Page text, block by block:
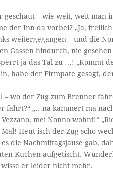
geschaut – wie weit, weit man
der Inn da vorbei? „Ja,
weitergegangen – und die
Gassen hindurch, nie
ja das Tal zu …! „Kommt
habe der Firmpate gesagt,
wo der Zug zum Brenner
fahrt?“ „…na kammert ma
mei Nonno wohnt!“
Mal! Heut isch der Zug scho
die Nachmittagsjause gab,
Kuchen aufgetischt.
er leider nicht mehr.